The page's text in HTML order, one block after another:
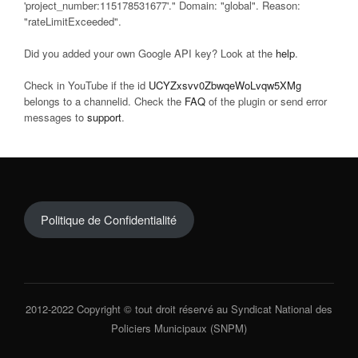
'project_number:115178531677'." Domain: "global". Reason:
"rateLimitExceeded".
Did you added your own Google API key? Look at the help.
Check in YouTube if the id UCYZxsvv0ZbwqeWoLvqw5XMg
belongs to a channelid. Check the FAQ of the plugin or send error
messages to support.
Politique de Confidentialité
2012-2022 Copyright © tout droit réservé au Syndicat National des
Policiers Municipaux (SNPM)